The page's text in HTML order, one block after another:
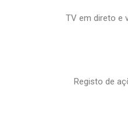
TV em direto e
Registo de